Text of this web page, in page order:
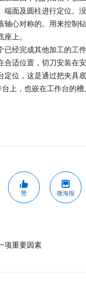
端面及圆柱进行定位。
心对称的。用来控制
上。
已经完成其他加工的工
合适位置，切刀安装在
定位，这是通过把夹具
上，也嵌在工作台的槽
赞 微海报
项重要因素